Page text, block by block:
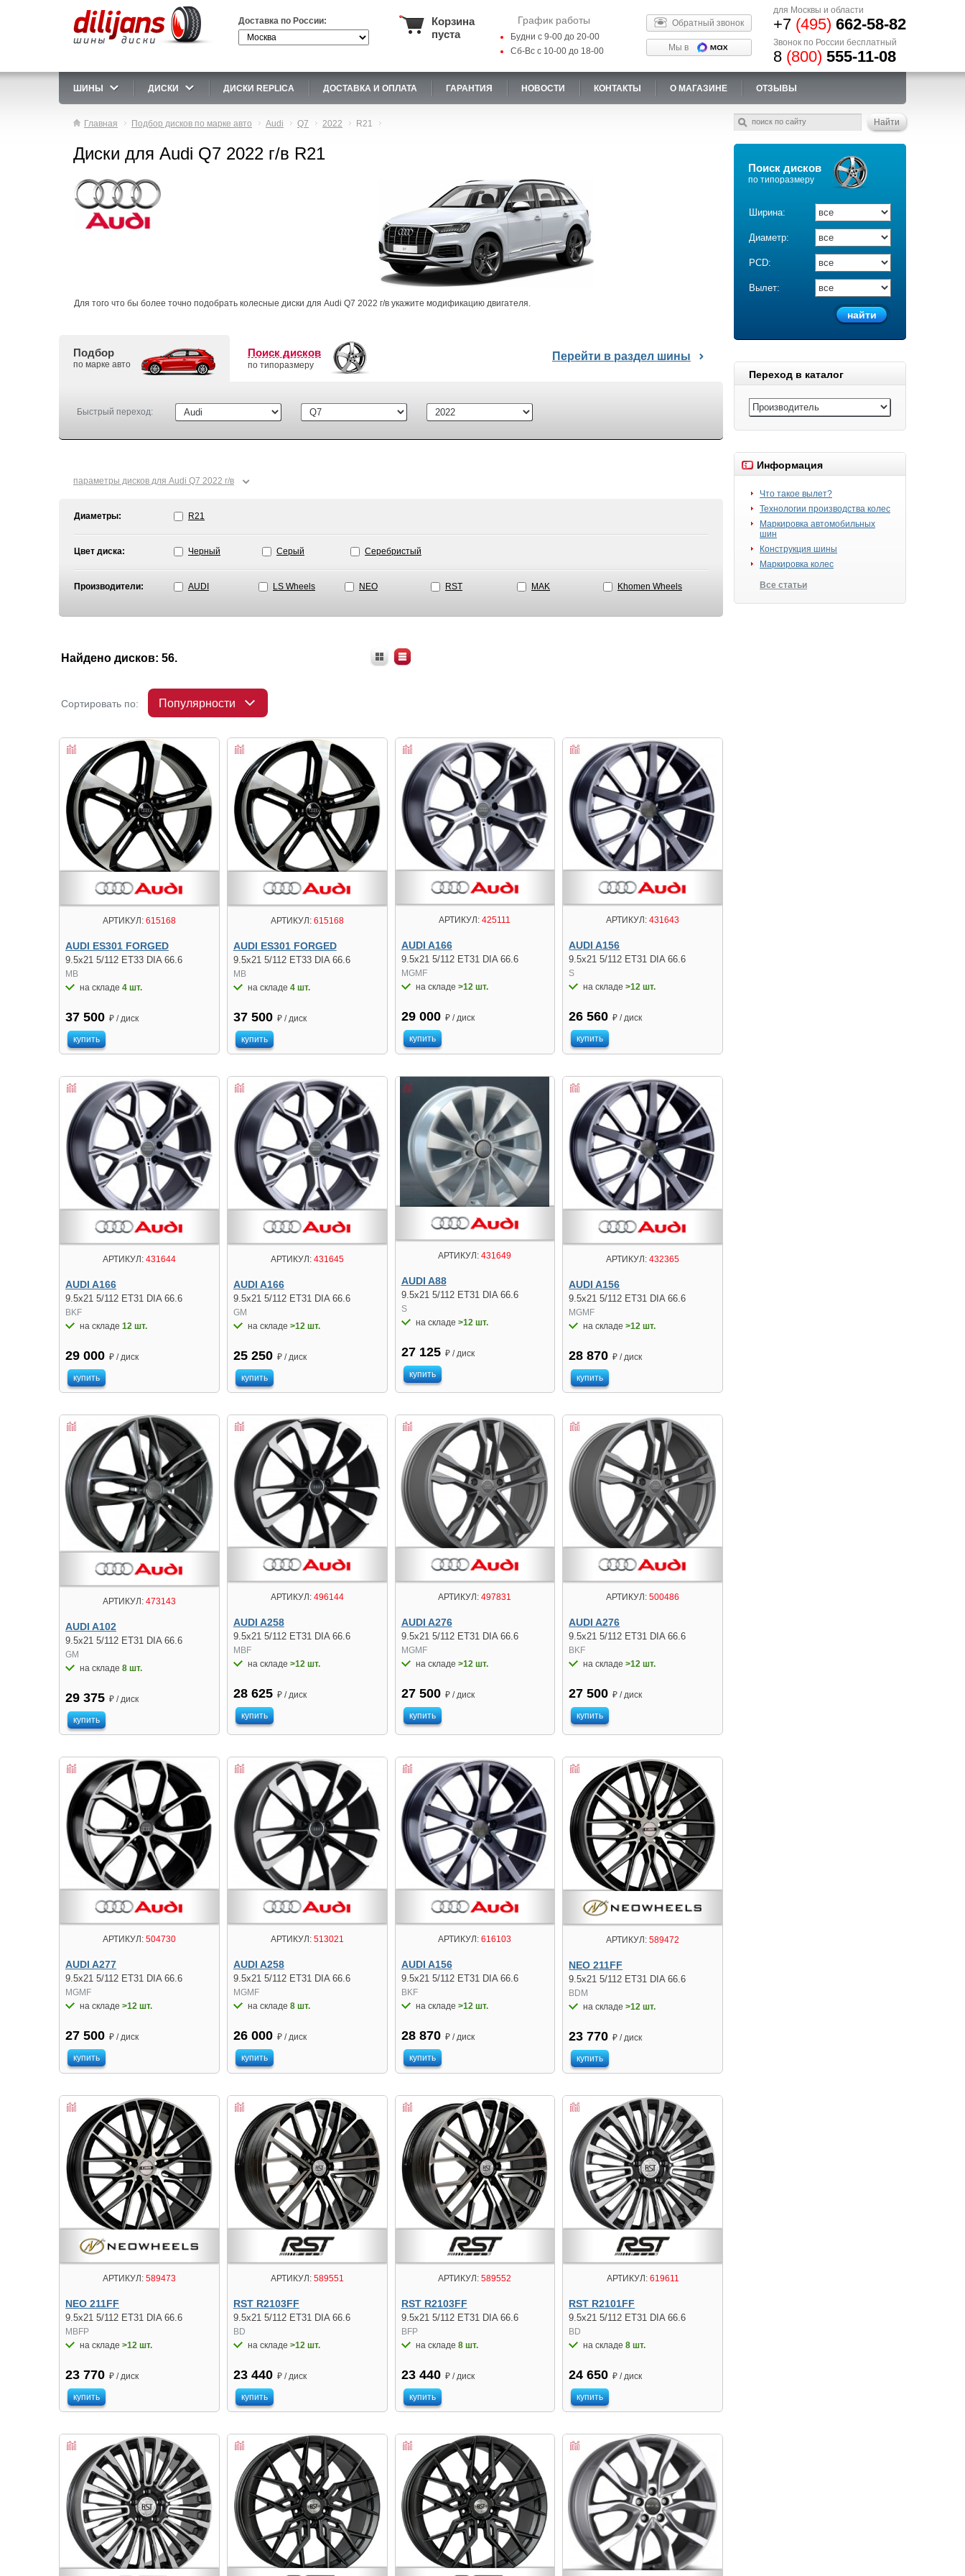
Доставка по России:
Корзина
пуста
График работы
Будни с 9-00 до 20-00
Сб-Вс с 10-00 до 18-00
Обратный звонок
Мы в
для Москвы и области
+7 (495) 662-58-82
Звонок по России бесплатный
8 (800) 555-11-08
ШИНЫ ДИСКИ ДИСКИ REPLICA ДОСТАВКА И ОПЛАТА ГАРАНТИЯ НОВОСТИ КОНТАКТЫ О МАГАЗИНЕ ОТЗЫВЫ
Главная Подбор дисков по марке авто Audi Q7 2022 R21
Поиск дисков
по типоразмеру
Ширина:
Диаметр:
PCD:
Вылет:
Переход в каталог
Информация
Что такое вылет?
Технологии производства колес
Маркировка автомобильных
шин
Конструкция шины
Маркировка колес
Все статьи
Диски для Audi Q7 2022 г/в R21
Для того что бы более точно подобрать колесные диски для Audi Q7 2022 г/в укажите модификацию двигателя.
Перейти в раздел шины
Подбор
по марке авто
Поиск дисков
по типоразмеру
Быстрый переход:
параметры дисков для Audi Q7 2022 г/в ⌄
Диаметры: R21
Цвет диска: Черный Серый Серебристый
Производители: AUDI LS Wheels NEO RST MAK Khomen Wheels
Найдено дисков: 56.
Сортировать по: Популярности
АРТИКУЛ:615168
AUDI ES301 FORGED
9.5x21 5/112 ET33 DIA 66.6
MB
на складе 4 шт.
37 500 ₽ / диск
купить
АРТИКУЛ:615168
AUDI ES301 FORGED
9.5x21 5/112 ET33 DIA 66.6
MB
на складе 4 шт.
37 500 ₽ / диск
купить
АРТИКУЛ: 425111
AUDI A166
9.5x21 5/112 ET31 DIA 66.6
MGMF
на складе >12 шт.
29 000 ₽ / диск
купить
АРТИКУЛ: 431643
AUDI A156
9.5x21 5/112 ET31 DIA 66.6
S
на складе>12 шт.
26 560 ₽ / диск
купить
АРТИКУЛ:431644
AUDI A166
9.5x21 5/112 ET31 DIA 66.6
BKF
на складе 12 шт.
29 000 ₽ / диск
купить
АРТИКУЛ:431645
AUDI A166
9.5x21 5/112 ET31 DIA 66.6
GM
на складе >12 шт.
25 250 ₽ / диск
купить
АРТИКУЛ: 431649
AUDI A88
9.5x21 5/112 ET31 DIA 66.6
S
на складе >12 шт.
27 125 ₽ / диск
купить
АРТИКУЛ: 432365
AUDI A156
9.5x21 5/112 ET31 DIA 66.6
MGMF
на складе>12 шт.
28 870 ₽ / диск
купить
АРТИКУЛ:473143
AUDI A102
9.5x21 5/112 ET31 DIA 66.6
GM
на складе 8 шт.
29 375 ₽ / диск
купить
АРТИКУЛ:496144
AUDI A258
9.5x21 5/112 ET31 DIA 66.6
MBF
на складе >12 шт.
28 625 ₽ / диск
купить
АРТИКУЛ: 497831
AUDI A276
9.5x21 5/112 ET31 DIA 66.6
MGMF
на складе >12 шт.
27 500 ₽ / диск
купить
АРТИКУЛ: 500486
AUDI A276
9.5x21 5/112 ET31 DIA 66.6
BKF
на складе>12 шт.
27 500 ₽ / диск
купить
АРТИКУЛ:504730
AUDI A277
9.5x21 5/112 ET31 DIA 66.6
MGMF
на складе >12 шт.
27 500 ₽ / диск
купить
АРТИКУЛ:513021
AUDI A258
9.5x21 5/112 ET31 DIA 66.6
MGMF
на складе 8 шт.
26 000 ₽ / диск
купить
АРТИКУЛ: 616103
AUDI A156
9.5x21 5/112 ET31 DIA 66.6
BKF
на складе >12 шт.
28 870 ₽ / диск
купить
АРТИКУЛ: 589472
NEO 211FF
9.5x21 5/112 ET31 DIA 66.6
BDM
на складе>12 шт.
23 770 ₽ / диск
купить
АРТИКУЛ:589473
NEO 211FF
9.5x21 5/112 ET31 DIA 66.6
MBFP
на складе >12 шт.
23 770 ₽ / диск
купить
АРТИКУЛ:589551
RST R2103FF
9.5x21 5/112 ET31 DIA 66.6
BD
на складе >12 шт.
23 440 ₽ / диск
купить
АРТИКУЛ: 589552
RST R2103FF
9.5x21 5/112 ET31 DIA 66.6
BFP
на складе 8 шт.
23 440 ₽ / диск
купить
АРТИКУЛ:619611
RST R2101FF
9.5x21 5/112 ET31 DIA 66.6
BD
на складе8 шт.
24 650 ₽ / диск
купить